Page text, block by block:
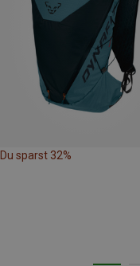
Du sparst 32%